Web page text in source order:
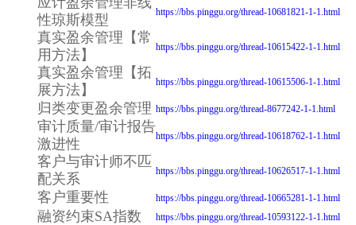
性琼斯模型
https://bbs.pinggu.org/thread-10681821-1-1.html
真实盈余管理【常
用方法】
https://bbs.pinggu.org/thread-10615422-1-1.html
真实盈余管理【拓
展方法】
https://bbs.pinggu.org/thread-10615506-1-1.html
归类变更盈余管理 https://bbs.pinggu.org/thread-8677242-1-1.html
审计质量/审计报告
激进性
https://bbs.pinggu.org/thread-10618762-1-1.html
客户与审计师不匹
配关系
https://bbs.pinggu.org/thread-10626517-1-1.html
客户重要性 https://bbs.pinggu.org/thread-10665281-1-1.html
融资约束SA指数 https://bbs.pinggu.org/thread-10593122-1-1.html